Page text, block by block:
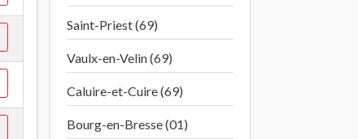
Saint-Priest (69)
Vaulx-en-Velin (69)
Caluire-et-Cuire (69)
Bourg-en-Bresse (01)